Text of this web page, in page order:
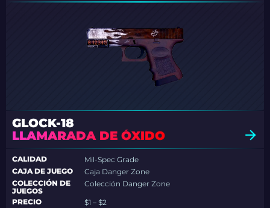
GLOCK-18
LLAMARADA DE ÓXIDO
CALIDAD
Mil-Spec Grade
CAJA DE JUEGO
Caja Danger Zone
COLECCIÓN DE
JUEGOS
Colección Danger Zone
PRECIO
$1 – $2